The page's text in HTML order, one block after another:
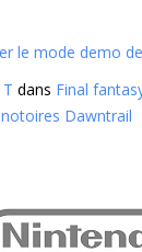
le mode demo
dans Final
Dawntrail